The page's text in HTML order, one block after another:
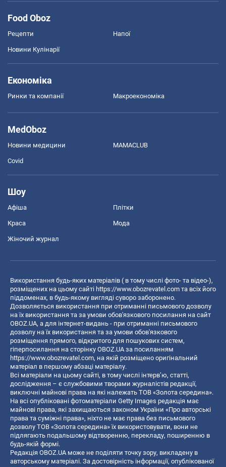
Food Oboz
Рецепти Напої
Новини Кулінарії
Економіка
Ринки та компанії Макроекономіка
MedOboz
Новини медицини MAMACLUB
Covid
Шоу
Афіша Плітки
Краса Мода
Жіночий журнал
Використання будь-яких матеріалів ( в тому числі фото- та відео-),
розміщених на цьому сайті https://www.obozrevatel.com та всіх його
піддоменах, в будь-якому вигляді суворо заборонено.
Дозволяється використання при отриманні письмового дозволу
на їх використання та за умови обов'язкового посилання на сайт
OBOZ.UA, а для інтернет-видань - при отриманні письмового
дозволу на їх використання та за умови обов'язкового
розміщення прямого, відкритого для пошукових систем,
гіперпосилання на сторінку OBOZ.UA за посиланням
https://www.obozrevatel.com, на якій розміщено оригінальний
матеріал в першому абзаці матеріалу.
Всі матеріали на цьому сайті, в тому числі інтерв’ю, статті,
дослідження – є службовими творами журналістів редакції,
виключні майнові права на які належать ТОВ «Золота середина».
На всі опубліковані фотоматеріали Getty Images редакція має
майнові права, які захищаються законом України «Про авторські
права та суміжні права», ніхто не має права без письмового
дозволу ТОВ «Золота середина» їх використовувати, вони не
підлягають подальшому відтворенню, перекладу, поширенню в
будь-якій формі.
Редакція OBOZ.UA може не поділяти точку зору, викладену в
авторському матеріалі. За достовірність інформації, опублікованої